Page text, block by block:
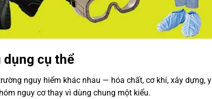
dụng cụ thể
nguy hiểm khác nhau — hóa chất, cơ khí, xây dựng, y
nguy cơ thay vì dùng chung một kiểu.